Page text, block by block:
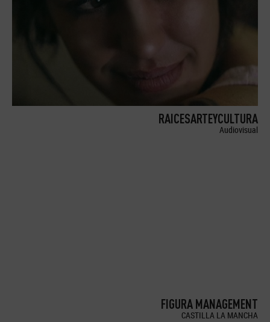
RAICESARTEYCULTURA
Audiovisual
FIGURA MANAGEMENT
CASTILLA LA MANCHA